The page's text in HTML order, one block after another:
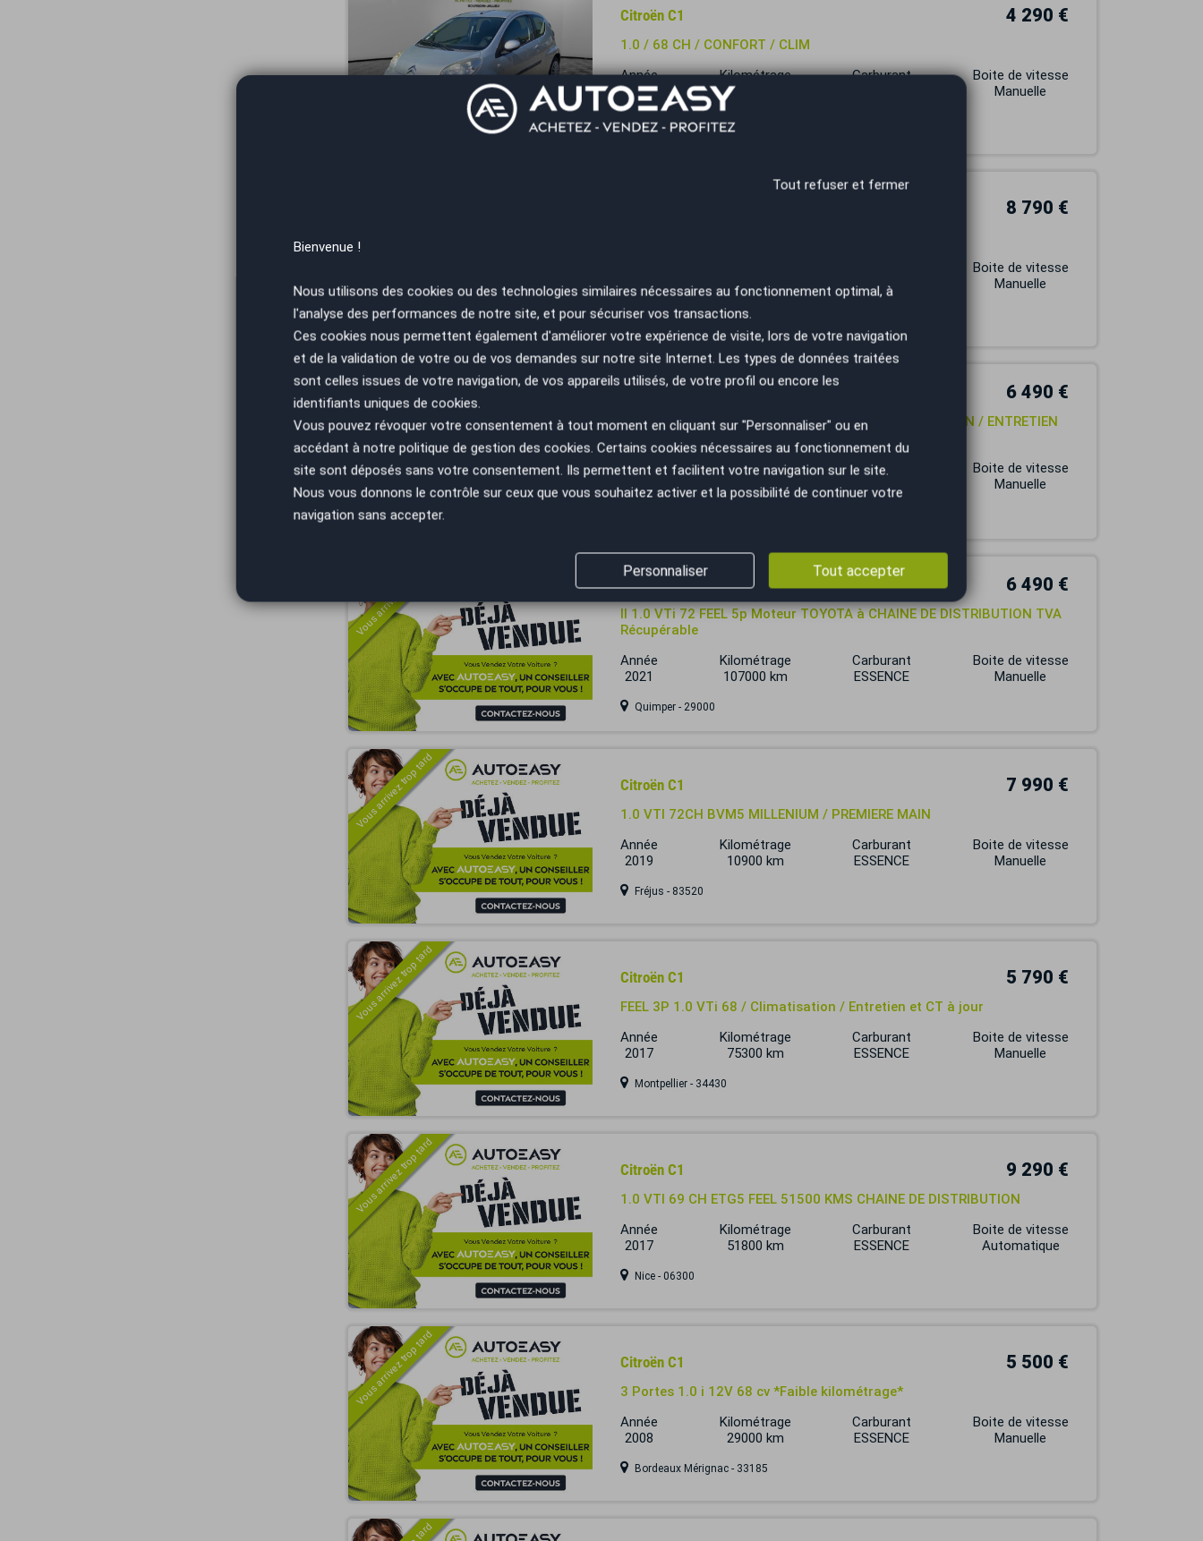
Citroën C1 4 290 €
1.0 / 68 CH / CONFORT / CLIM
Année
2009
Kilométrage
89000 km
Carburant
Boite de vitesse
Manuelle
Bourgoin-Jallieu - 38300
8 790 €
2018
23678 km
ESSENCE
Boite de vitesse
Manuelle
Bergerac - 24100
Vous arrivez trop tard Citroën C1 6 490 €
1.0 VTi 72 / TRES BON ETAT / CHAINE DE DISTRIBUTION / ENTRETIEN
Année
2019
Kilométrage
86060 km
Carburant
ESSENCE
Boite de vitesse
Manuelle
Vous arrivez trop tard Citroën C1 6 490 €
II 1.0 VTi 72 FEEL 5p Moteur TOYOTA à CHAINE DE DISTRIBUTION TVA
Récupérable
Année
2021
Kilométrage
107000 km
Carburant
ESSENCE
Boite de vitesse
Manuelle
Quimper - 29000
Vous arrivez trop tard Citroën C1 7 990 €
1.0 VTI 72CH BVM5 MILLENIUM / PREMIERE MAIN
Année
2019
Kilométrage
10900 km
Carburant
ESSENCE
Boite de vitesse
Manuelle
Fréjus - 83520
Vous arrivez trop tard Citroën C1 5 790 €
FEEL 3P 1.0 VTi 68 / Climatisation / Entretien et CT à jour
Année
2017
Kilométrage
75300 km
Carburant
ESSENCE
Boite de vitesse
Manuelle
Montpellier - 34430
Vous arrivez trop tard Citroën C1 9 290 €
1.0 VTI 69 CH ETG5 FEEL 51500 KMS CHAINE DE DISTRIBUTION
Année
2017
Kilométrage
51800 km
Carburant
ESSENCE
Boite de vitesse
Automatique
Nice - 06300
Vous arrivez trop tard Citroën C1 5 500 €
3 Portes 1.0 i 12V 68 cv *Faible kilométrage*
Année
2008
Kilométrage
29000 km
Carburant
ESSENCE
Boite de vitesse
Manuelle
Bordeaux Mérignac - 33185
Tout refuser et fermer
Bienvenue !
Nous utilisons des cookies ou des technologies similaires nécessaires au fonctionnement optimal, à
l'analyse des performances de notre site, et pour sécuriser vos transactions.
Ces cookies nous permettent également d'améliorer votre expérience de visite, lors de votre navigation
et de la validation de votre ou de vos demandes sur notre site Internet. Les types de données traitées
sont celles issues de votre navigation, de vos appareils utilisés, de votre profil ou encore les
identifiants uniques de cookies.
Vous pouvez révoquer votre consentement à tout moment en cliquant sur "Personnaliser" ou en
accédant à notre politique de gestion des cookies. Certains cookies nécessaires au fonctionnement du
site sont déposés sans votre consentement. Ils permettent et facilitent votre navigation sur le site.
Nous vous donnons le contrôle sur ceux que vous souhaitez activer et la possibilité de continuer votre
navigation sans accepter.
Tout accepter
Personnaliser